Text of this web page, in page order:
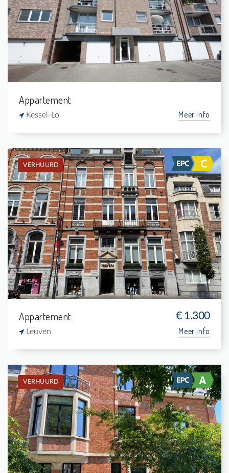
2
-
1
-
Appartement
Kessel-Lo Meer info
VERHUURD
Verhuurd: Appartement
3
4 m²
1
127 m²
Appartement € 1.300
Leuven Meer info
VERHUURD
Verhuurd: Studentenkamer
-
-
1
15 m²